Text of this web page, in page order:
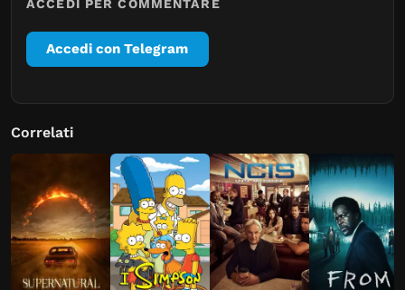
ACCEDI PER COMMENTARE
Accedi con Telegram
Correlati